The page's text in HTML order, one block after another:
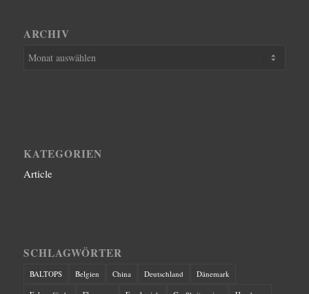
ARCHIV
KATEGORIEN
Article
SCHLAGWÖRTER
BALTOPS Belgien China Deutschland
Dänemark